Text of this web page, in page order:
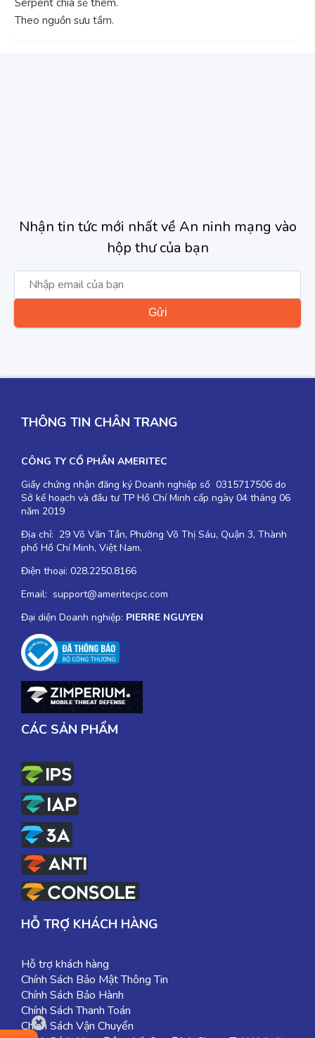
Theo nguồn sưu tầm.
Nhận tin tức mới nhất về An ninh mạng vào
hộp thư của bạn
THÔNG TIN CHÂN TRANG
CÔNG TY CỔ PHẦN AMERITEC
Giấy chứng nhận đăng ký Doanh nghiệp số 0315717506 do
Sở kế hoạch và đầu tư TP Hồ Chí Minh cấp ngày 04 tháng 06
năm 2019
Địa chỉ: 29 Võ Văn Tần, Phường Võ Thị Sáu, Quận 3, Thành
phố Hồ Chí Minh, Việt Nam.
Điện thoại: 028.2250.8166
Email: support@ameritecjsc.com
Đại diện Doanh nghiệp: PIERRE NGUYEN
CÁC SẢN PHẨM
HỖ TRỢ KHÁCH HÀNG
Hỗ trợ khách hàng
Chính Sách Bảo Mật Thông Tin
Chính Sách Bảo Hành
Chính Sách Thanh Toán
Chính Sách Vận Chuyển